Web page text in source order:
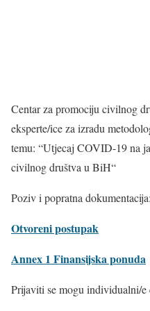
Centar za promociju civilnog
eksperte/ice za izradu
temu: “Utjecaj COVID-19 na
civilnog društva u BiH“
Poziv i popratna dokumentacija:
Otvoreni postupak
Annex 1 Finansijska ponuda
Prijaviti se mogu individualni/e